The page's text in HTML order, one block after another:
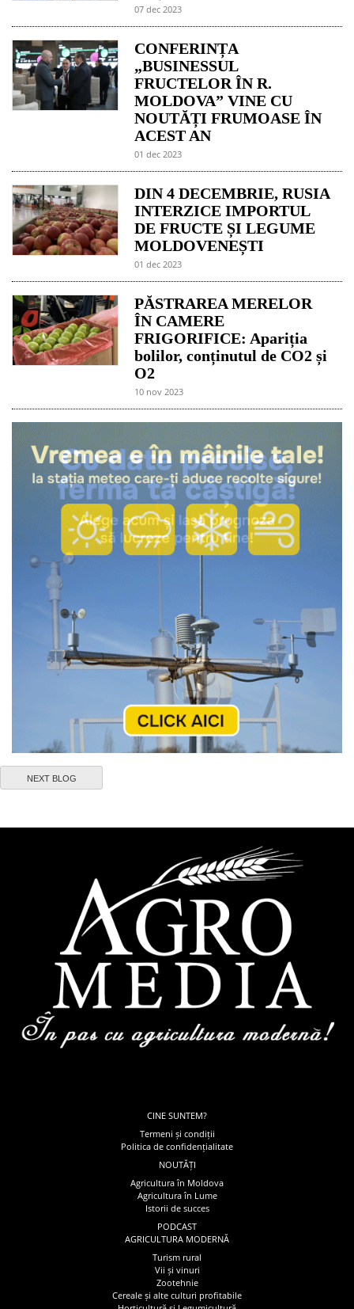
07 dec 2023
CONFERINȚA
„BUSINESSUL
FRUCTELOR ÎN R.
MOLDOVA” VINE CU
NOUTĂȚI FRUMOASE ÎN
ACEST AN
01 dec 2023
DIN 4 DECEMBRIE, RUSIA
INTERZICE IMPORTUL
DE FRUCTE ȘI LEGUME
MOLDOVENEȘTI
01 dec 2023
PĂSTRAREA MERELOR
ÎN CAMERE
FRIGORIFICE: Apariția
bolilor, conținutul de CO2 și
O2
10 nov 2023
NEXT BLOG
CINE SUNTEM?
Termeni și condiții
Politica de confidențialitate
NOUTĂȚI
Agricultura în Moldova
Agricultura în Lume
Istorii de succes
PODCAST
AGRICULTURA MODERNĂ
Turism rural
Vii și vinuri
Zootehnie
Cereale și alte culturi profitabile